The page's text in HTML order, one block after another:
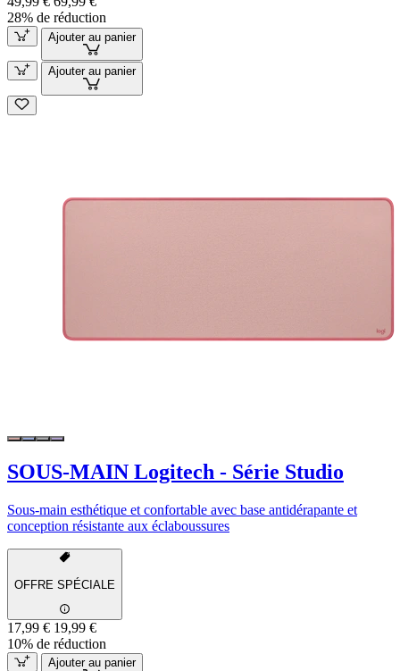
28% de réduction
Ajouter au panier
Ajouter au panier
SOUS-MAIN Logitech - Série Studio
Sous-main esthétique et confortable avec base antidérapante et
conception résistante aux éclaboussures
OFFRE SPÉCIALE
17,99 € 19,99 €
10% de réduction
Ajouter au panier